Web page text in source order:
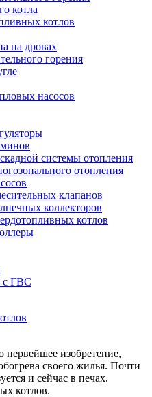
котла
котлов
на дровах
горения
насосов
системы отопления
отопления
клапанов
коллекторов
котлов
с ГВС
первейшее изобретение,
своего жилья. Почти
и сейчас в печах,
котлов.